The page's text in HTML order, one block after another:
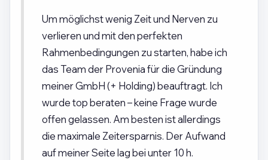
Um möglichst wenig Zeit und Nerven zu
verlieren und mit den perfekten
Rahmenbedingungen zu starten, habe ich
das Team der Provenia für die Gründung
meiner GmbH (+ Holding) beauftragt. Ich
wurde top beraten – keine Frage wurde
offen gelassen. Am besten ist allerdings
die maximale Zeitersparnis. Der Aufwand
auf meiner Seite lag bei unter 10 h.